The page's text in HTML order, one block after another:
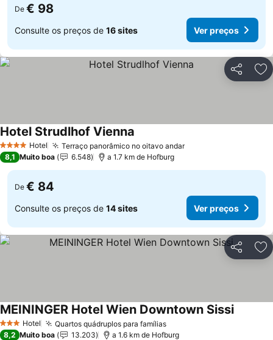
De € 98
Consulte os preços de 16 sites Ver preços
Partilhar
4 EstrelasHotel Terraço panorâmico no oitavo andar
Hotel Strudlhof Vienna
8,1 Muito boa 6.548 a 1.7 km de Hofburg
De € 84
Consulte os preços de 14 sites Ver preços
Partilhar
3 EstrelasHotel Quartos quádruplos para famílias
MEININGER Hotel Wien Downtown Sissi
8,2 Muito boa 13.203 a 1.6 km de Hofburg